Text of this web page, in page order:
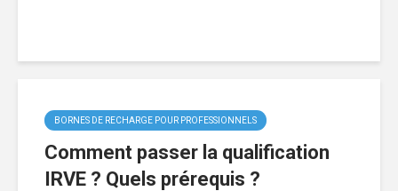
BORNES DE RECHARGE POUR PROFESSIONNELS
Comment passer la qualification
IRVE ? Quels prérequis ?